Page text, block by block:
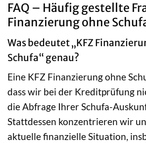
FAQ – Häufig gestellte
Finanzierung ohne
Was bedeutet „KFZ
Schufa“ genau?
Eine KFZ Finanzierung ohne
dass wir bei der Kreditprüfung
die Abfrage Ihrer Schufa-
Stattdessen konzentrieren wir
aktuelle finanzielle Situation,